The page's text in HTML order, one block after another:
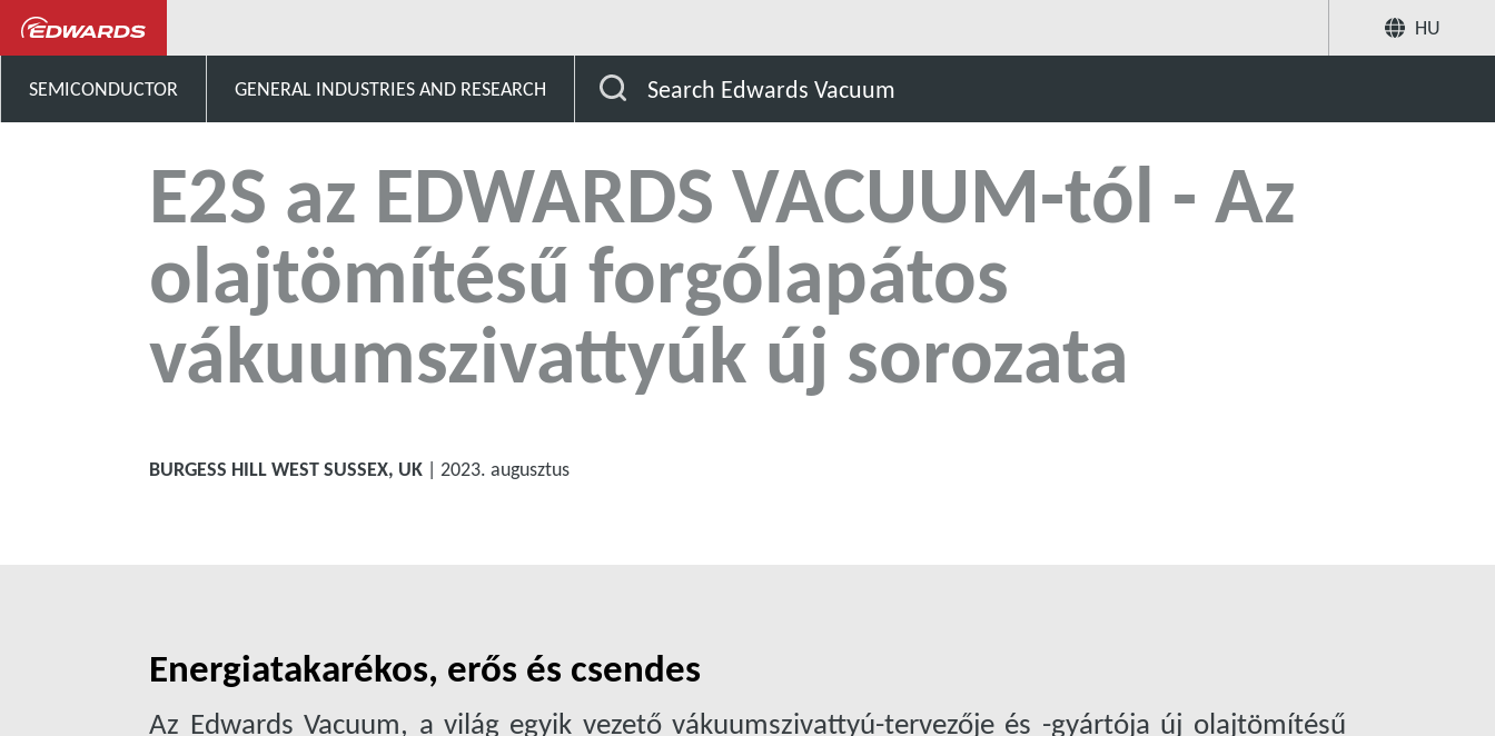
HU
SEMICONDUCTOR GENERAL INDUSTRIES AND RESEARCH Search Edwards Vacuum
VÁLLALATI INFORMÁCIÓK
E2S az EDWARDS VACUUM-tól - Az
olajtömítésű forgólapátos
vákuumszivattyúk új sorozata
BURGESS HILL WEST SUSSEX, UK | 2023. augusztus
Energiatakarékos, erős és csendes
Az Edwards Vacuum, a világ egyik vezető vákuumszivattyú-tervezője és -gyártója új olajtömítésű